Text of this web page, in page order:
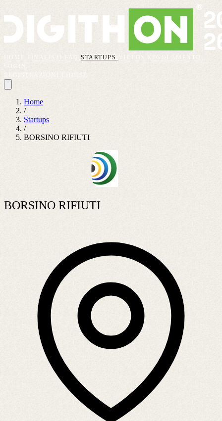
FAQSTARTUPS VIDEOS
REGOLAMENTO
Home
/
Startups
/
BORSINO RIFIUTI
BORSINO RIFIUTI